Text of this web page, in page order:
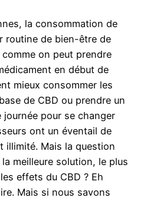
la consommation de
routine de bien-être de
on peut prendre
en début de
mieux consommer les
de CBD ou prendre un
journée pour se changer
ont un éventail de
illimité. Mais la question
meilleure solution, le plus
effets du CBD ? Eh
Mais si nous savons